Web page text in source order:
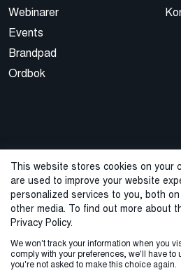
This website stores cookies on your
are used to improve your website
personalized services to you, both
other media. To find out more about
Privacy Policy.
We won't track your information when you
comply with your preferences, we'll have to
you're not asked to make this choice again.
Webinarer
Events
Brandpad
Ordbok
© 2026
Privacy Policy
ISO-sertifisering